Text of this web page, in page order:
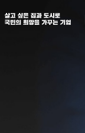
살고 싶은 집과 도시로 국민의 희망을 가꾸는 기업 |